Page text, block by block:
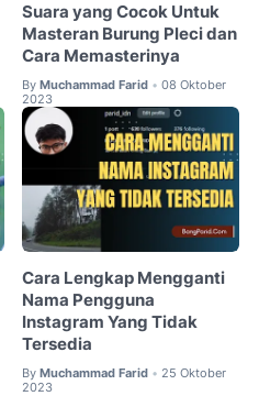
Suara yang Cocok Untuk
Masteran Burung Pleci dan
Cara Memasterinya
By Muchammad Farid • 08 Oktober
2023
Cara Lengkap Mengganti
Nama Pengguna
Instagram Yang Tidak
Tersedia
By Muchammad Farid • 25 Oktober
2023